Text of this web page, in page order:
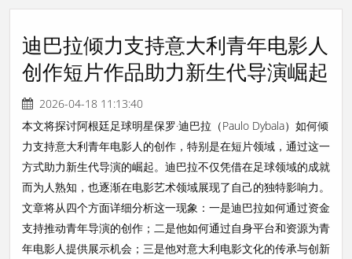
迪巴拉倾力支持意大利青年电影人
创作短片作品助力新生代导演崛起
2026-04-18 11:13:40
本文将探讨阿根廷足球明星保罗·迪巴拉（Paulo Dybala）如何倾
力支持意大利青年电影人的创作，特别是在短片领域，通过这一
方式助力新生代导演的崛起。迪巴拉不仅凭借在足球领域的成就
而为人熟知，也逐渐在电影艺术领域展现了自己的独特影响力。
文章将从四个方面详细分析这一现象：一是迪巴拉如何通过资金
支持推动青年导演的创作；二是他如何通过自身平台和资源为青
年电影人提供展示机会；三是他对意大利电影文化的传承与创新